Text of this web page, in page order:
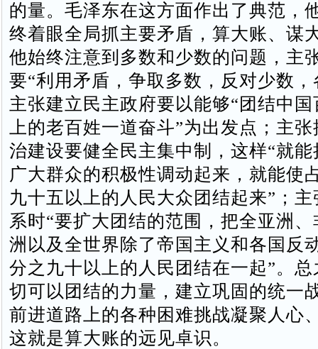
的量。毛泽东在这方面作出了典范，
终着眼全局抓主要矛盾，算大账、谋
他始终注意到多数和少数的问题，主
要“利用矛盾，争取多数，反对少数，
主张建立民主政府要以能够“团结中
上的老百姓一道奋斗”为出发点；主
治建设要健全民主集中制，这样“就
广大群众的积极性调动起来，就能使
九十五以上的人民大众团结起来”；
系时“要扩大团结的范围，把全亚洲
洲以及全世界除了帝国主义和各国反
分之九十以上的人民团结在一起”。
切可以团结的力量，建立巩固的统一
前进道路上的各种困难挑战凝聚人心
这就是算大账的远见卓识。